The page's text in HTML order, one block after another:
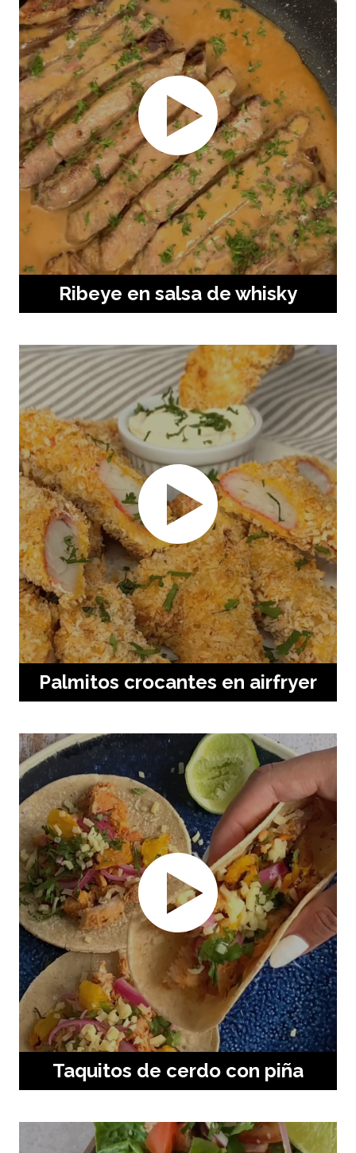
Ribeye en salsa de whisky
Palmitos crocantes en airfryer
Taquitos de cerdo con piña